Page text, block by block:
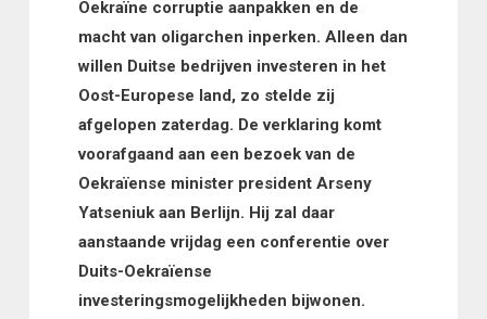
Oekraïne corruptie aanpakken en de
macht van oligarchen inperken. Alleen dan
willen Duitse bedrijven investeren in het
Oost-Europese land, zo stelde zij
afgelopen zaterdag. De verklaring komt
voorafgaand aan een bezoek van de
Oekraïense minister president Arseny
Yatseniuk aan Berlijn. Hij zal daar
aanstaande vrijdag een conferentie over
Duits-Oekraïense
investeringsmogelijkheden bijwonen.